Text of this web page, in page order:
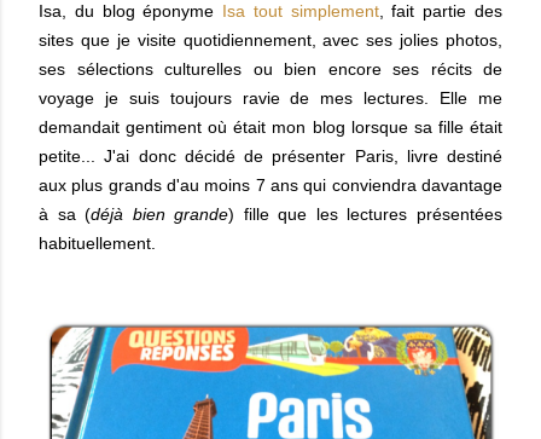
Isa, du blog éponyme Isa tout simplement, fait partie des
sites que je visite quotidiennement, avec ses jolies photos,
ses sélections culturelles ou bien encore ses récits de
voyage je suis toujours ravie de mes lectures. Elle me
demandait gentiment où était mon blog lorsque sa fille était
petite... J'ai donc décidé de présenter Paris, livre destiné
aux plus grands d'au moins 7 ans qui conviendra davantage
à sa (déjà bien grande) fille que les lectures présentées
habituellement.